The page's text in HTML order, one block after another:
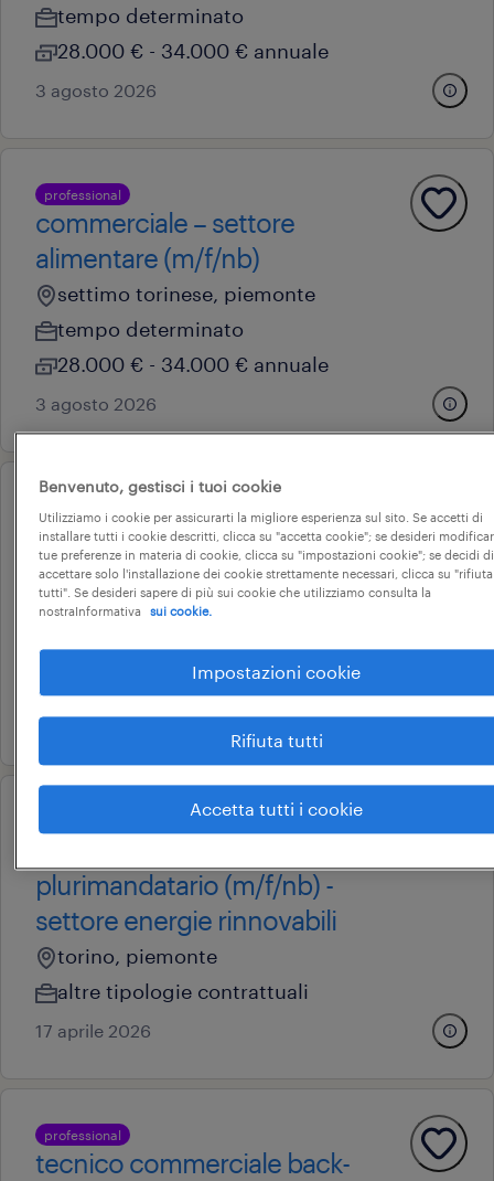
tempo determinato
28.000 € - 34.000 € annuale
3 agosto 2026
professional
commerciale – settore
alimentare (m/f/nb)
settimo torinese, piemonte
tempo determinato
28.000 € - 34.000 € annuale
3 agosto 2026
commerciale – settore
alimentare (m/f/nb)
san pietro mosezzo, piemonte
28.000 € - 34.000 € annuale
3 agosto 2026
plurimandatario (m/f/nb) -
settore energie rinnovabili
torino, piemonte
altre tipologie contrattuali
17 aprile 2026
professional
tecnico commerciale back-
Benvenuto, gestisci i tuoi cookie
Utilizziamo i cookie per assicurarti la migliore esperienza sul sito. Se accetti di
installare tutti i cookie descritti, clicca su "accetta cookie"; se desideri
tue preferenze in materia di cookie, clicca su "impostazioni cookie"; se decidi di
accettare solo l'installazione dei cookie strettamente necessari, clicca su "rifiuta
tutti". Se desideri sapere di più sui cookie che utilizziamo consulta la
nostraInformativa
sui cookie.
Impostazioni cookie
Rifiuta tutti
Accetta tutti i cookie